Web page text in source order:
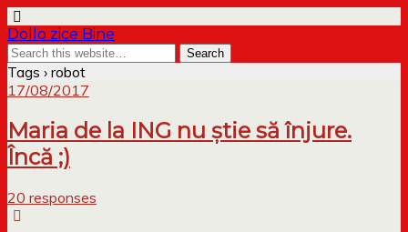
Dollo zice Bine
Tags › robot
17/08/2017
Maria de la ING nu știe să înjure.
Încă ;)
20 responses